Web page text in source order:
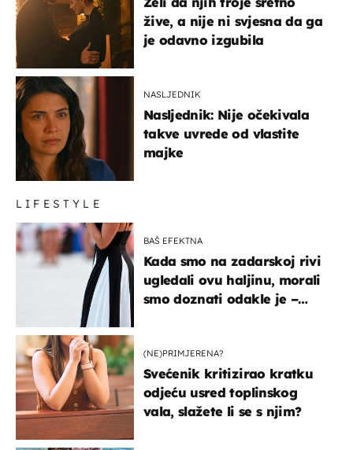
žive, a nije ni svjesna da ga
je odavno izgubila
NASLJEDNIK
Nasljednik: Nije očekivala
takve uvrede od vlastite
majke
LIFESTYLE
BAŠ EFEKTNA
Kada smo na zadarskoj rivi
ugledali ovu haljinu, morali
smo doznati odakle je –
(NE)PRIMJERENA?
Svećenik kritizirao kratku
odjeću usred toplinskog
vala, slažete li se s njim?